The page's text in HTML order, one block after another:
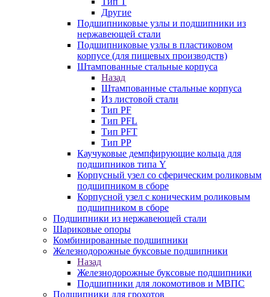
Другие
Подшипниковые узлы и подшипники из
нержавеющей стали
Подшипниковые узлы в пластиковом
корпусе (для пищевых производств)
Штампованные стальные корпуса
Назад
Штампованные стальные корпуса
Из листовой стали
Тип PF
Тип PFL
Тип PFT
Тип PP
Каучуковые демпфирующие кольца для
подшипников типа Y
Корпусный узел со сферическим роликовым
подшипником в сборе
Корпусной узел с коническим роликовым
подшипником в сборе
Подшипники из нержавеющей стали
Шариковые опоры
Комбинированные подшипники
Железнодорожные буксовые подшипники
Назад
Железнодорожные буксовые подшипники
Подшипники для локомотивов и МВПС
Подшипники для грохотов